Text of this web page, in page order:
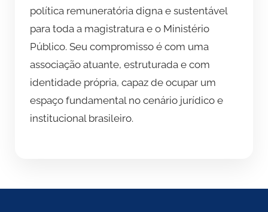
política remuneratória digna e sustentável
para toda a magistratura e o Ministério
Público. Seu compromisso é com uma
associação atuante, estruturada e com
identidade própria, capaz de ocupar um
espaço fundamental no cenário jurídico e
institucional brasileiro.